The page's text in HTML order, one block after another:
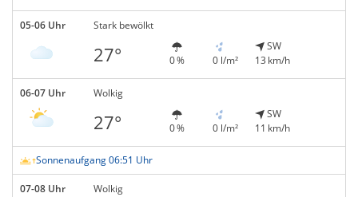
05-06 Uhr Stark bewölkt
27° 0 % 0 l/m²
SW
13 km/h
06-07 Uhr Wolkig
27° 0 % 0 l/m²
SW
11 km/h
Sonnenaufgang 06:51 Uhr
07-08 Uhr Wolkig